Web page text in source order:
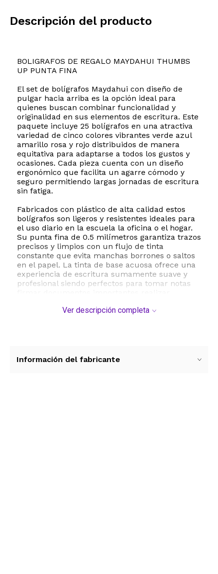
Descripción del producto
BOLIGRAFOS DE REGALO MAYDAHUI THUMBS
UP PUNTA FINA
El set de bolígrafos Maydahui con diseño de
pulgar hacia arriba es la opción ideal para
quienes buscan combinar funcionalidad y
originalidad en sus elementos de escritura. Este
paquete incluye 25 bolígrafos en una atractiva
variedad de cinco colores vibrantes verde azul
amarillo rosa y rojo distribuidos de manera
equitativa para adaptarse a todos los gustos y
ocasiones. Cada pieza cuenta con un diseño
ergonómico que facilita un agarre cómodo y
seguro permitiendo largas jornadas de escritura
sin fatiga.
Fabricados con plástico de alta calidad estos
bolígrafos son ligeros y resistentes ideales para
el uso diario en la escuela la oficina o el hogar.
Su punta fina de 0.5 milímetros garantiza trazos
precisos y limpios con un flujo de tinta
constante que evita manchas borrones o saltos
en el papel. La tinta de base acuosa ofrece una
experiencia de escritura sumamente suave y
profesional siendo perfectos para tomar notas
celebraciones escolares recuerdos de bodas o
Ver descripción completa
Información del fabricante